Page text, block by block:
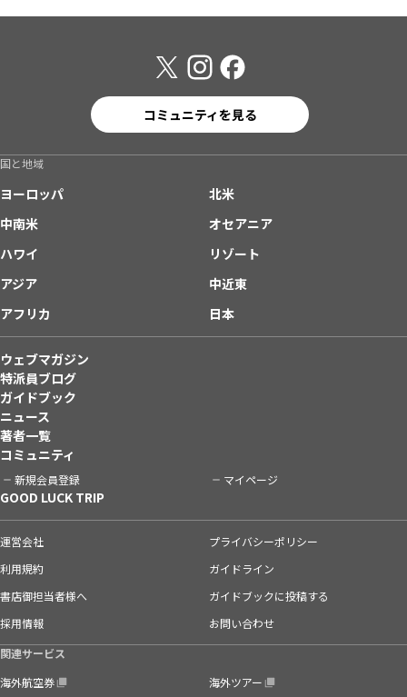
コミュニティを見る
国と地域
ヨーロッパ
北米
中南米
オセアニア
ハワイ
リゾート
アジア
中近東
アフリカ
日本
ウェブマガジン
特派員ブログ
ガイドブック
ニュース
著者一覧
コミュニティ
新規会員登録 マイページ
GOOD LUCK TRIP
運営会社
プライバシーポリシー
利用規約
ガイドライン
書店御担当者様へ
ガイドブックに投稿する
採用情報
お問い合わせ
関連サービス
海外航空券
海外ツアー